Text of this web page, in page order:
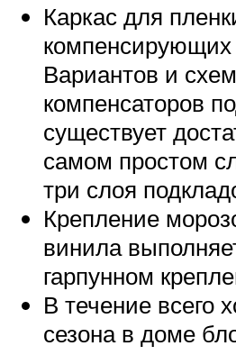
Каркас для
компенсирующих
Вариантов и схем
компенсаторов
существует
самом простом
три слоя
Крепление
винила
гарпунном
В течение всего
сезона в доме